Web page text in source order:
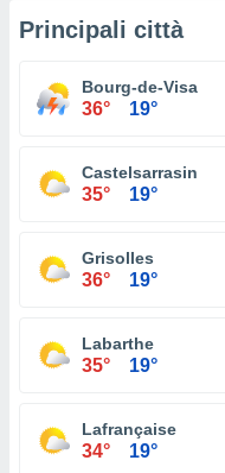
Principali città
Bourg-de-Visa
36° 19°
Castelsarrasin
35° 19°
Grisolles
36° 19°
Labarthe
35° 19°
Lafrançaise
34° 19°